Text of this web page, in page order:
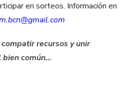
en sorteos. Información en
recursos y unir
bien común…